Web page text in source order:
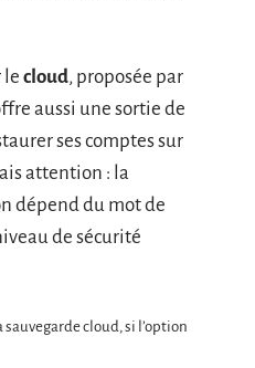
le cloud, proposée par
aussi une sortie de
ses comptes sur
attention : la
dépend du mot de
de sécurité
sauvegarde cloud, si l’option